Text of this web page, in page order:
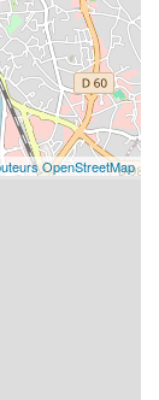
OpenStreetMap